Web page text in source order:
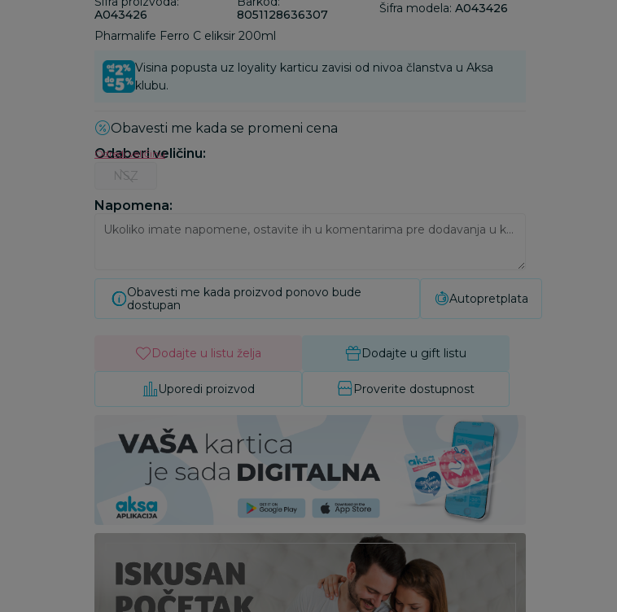
A043426
8051128636307
Šifra modela: A043426
Pharmalife Ferro C eliksir 200ml
Visina popusta uz loyality karticu zavisi od nivoa članstva u Aksa
klubu.
Obavesti me kada se promeni cena
Odaberi veličinu:
Odredi veličinu
NSZ
Napomena:
Ukoliko imate napomene, ostavite ih u komentarima pre dodavanja u korpu:
Obavesti me kada proizvod ponovo bude
dostupan
Autopretplata
Dodajte u listu želja Dodajte u gift listu
Uporedi proizvod Proverite dostupnost